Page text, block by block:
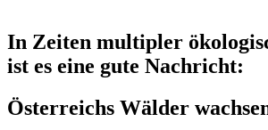
In Zeiten multipler
ist es eine gute Nachricht:
Österreichs Wälder